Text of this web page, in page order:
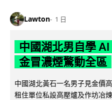
Lawton 1 日
中國湖北男自學
金冒濃煙驚動全區
中國湖北黃石一名男子見金價
租住單位私設高壓爐及作坊冶